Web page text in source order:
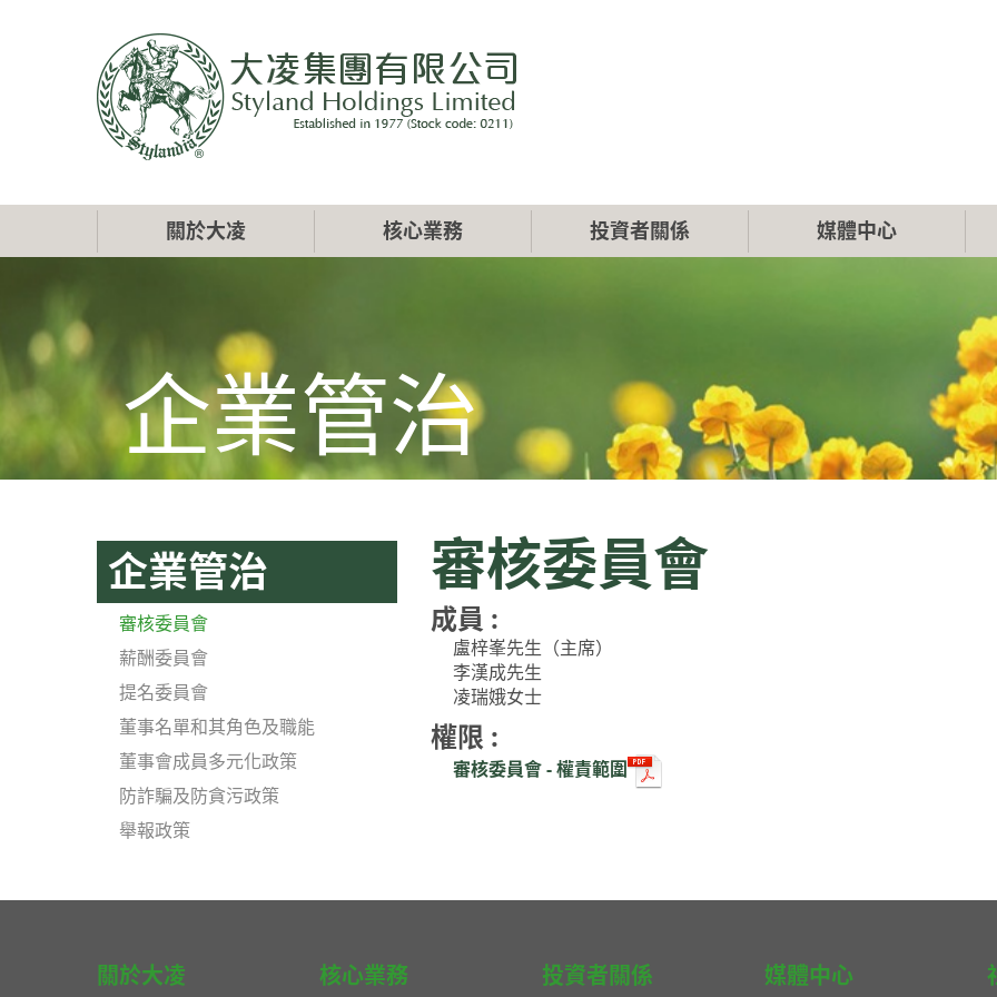
Main
navigation
關於大凌 核心業務 投資者關係 媒體中心
企業管治
企業管治
審核委員會
薪酬委員會
提名委員會
董事名單和其角色及職能
董事會成員多元化政策
防詐騙及防貪污政策
舉報政策
審核委員會
成員 :
盧梓峯先生（主席）
李漢成先生
凌瑞娥女士
權限 :
審核委員會 - 權責範圍
關於大凌 核心業務 投資者關係 媒體中心